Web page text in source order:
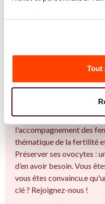
Tout
REJOIGNEZ NOS
Vous êtes
congélation
Vous êtes Gynécologue
l'accompagnement des
thématique de la fertilité
Préserver ses ovocytes :
d’en avoir besoin. Vous
vous êtes convaincu.e
clé ? Rejoignez-nous !